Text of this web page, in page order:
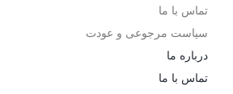
تماس با ما
سیاست مرجوعی و عودت
درباره ما
تماس با ما